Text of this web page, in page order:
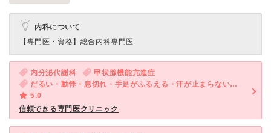
内科について
【専門医・資格】 総合内科専門医
内分泌代謝科
甲状腺機能亢進症
だるい・動悸・息切れ・手足がふるえる・汗が止まらない・多汗・体重減少
5.0
信頼できる専門医クリニック